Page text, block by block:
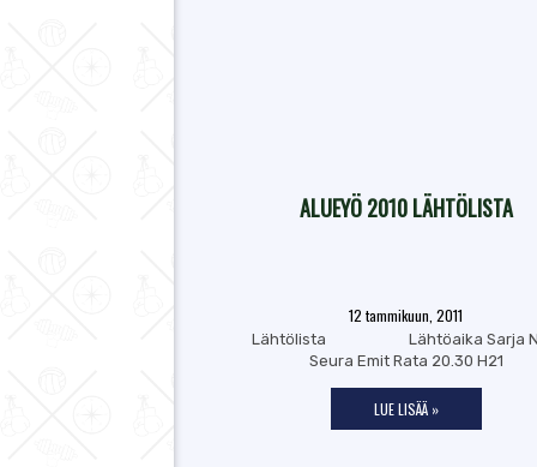
ALUEYÖ 2010 LÄHTÖLISTA
12 tammikuun, 2011
Lähtölista Lähtöaika Sarja
Seura Emit Rata 20.30 H21
LUE LISÄÄ »